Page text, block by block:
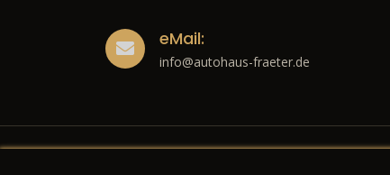
eMail:
info@autohaus-fraeter.de